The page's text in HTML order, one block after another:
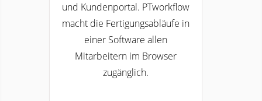
und Kundenportal. PTworkflow
macht die Fertigungsabläufe in
einer Software allen
Mitarbeitern im Browser
zugänglich.